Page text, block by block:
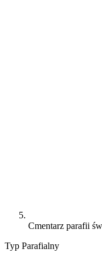
Cmentarz parafii
Typ Parafialny